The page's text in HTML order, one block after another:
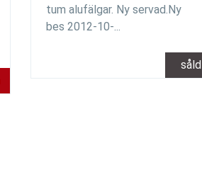
tum alufälgar. Ny servad.Ny
bes 2012-10-...
såld